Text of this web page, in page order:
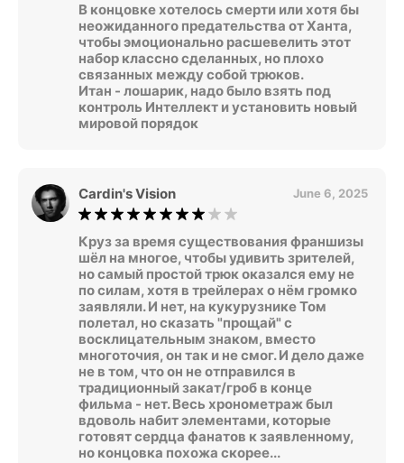
В концовке хотелось смерти или хотя бы
неожиданного предательства от Ханта,
чтобы эмоционально расшевелить этот
набор классно сделанных, но плохо
связанных между собой трюков.
Итан - лошарик, надо было взять под
контроль Интеллект и установить новый
мировой порядок
Cardin's Vision June 6, 2025
Круз за время существования франшизы
шёл на многое, чтобы удивить зрителей,
но самый простой трюк оказался ему не
по силам, хотя в трейлерах о нём громко
заявляли. И нет, на кукурузнике Том
полетал, но сказать "прощай" с
восклицательным знаком, вместо
многоточия, он так и не смог. И дело даже
не в том, что он не отправился в
традиционный закат/гроб в конце
фильма - нет. Весь хронометраж был
вдоволь набит элементами, которые
готовят сердца фанатов к заявленному,
но концовка похожа скорее...